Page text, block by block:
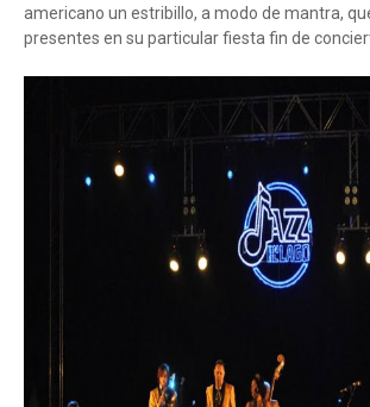
americano un estribillo, a modo de mantra,
presentes en su particular fiesta fin de